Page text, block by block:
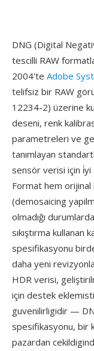
DNG (Digital
tescilli RAW
2004'te Adobe
telifsiz bir RAW
12234-2) üzerine
deseni, renk
parametreleri ve
tanımlayan
sensör verisi için i̇yi
Format hem
(demosaicing
olmadığı
sıkıştırma kullanan
spesifikasyonu
daha yeni
HDR verisi,
için destek
guvenilirligidir —
spesifikasyonu, bir
pazardan